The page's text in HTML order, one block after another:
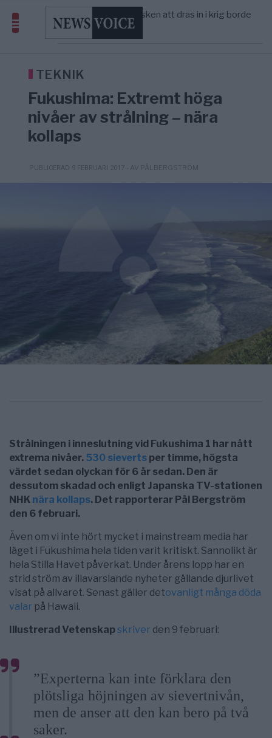
5/8
Elsa Widding: Risken att dras in i krig borde
avgöra all utrikespolitik
KRIG & FRED
Gaza håller en av de största
Europas ledare fram ett krig med Rys ...
TEKNIK
Fukushima: Extremt höga
nivåer av strålning – nära
kollaps
PUBLICERAD 9 FEBRUARI 2017 - AV PÅL BERGSTRÖM
Strålningen i inneslutning vid Fukushima 1 har nått
extrema nivåer. 530 sieverts per timme, högsta
värdet sedan olyckan för 6 år sedan. Den är
dessutom skadad och enligt Japanska TV-stationen
NHK nära kollaps. Det rapporterar Pål Bergström
den 6 februari.
Även om vi inte hört mycket i mainstream media har
läget i Fukushima hela tiden varit kritiskt. Sannolikt är
hela Stilla Havet påverkat. Under årens lopp har en
strid ström av illavarslande nyheter gällande djurlivet
visat på allvaret. Senast gäller detovanligt många döda
valar på Hawaii.
Illustrerad Vetenskapskriver den 9 februari:
”Experterna kan inte förklara den
plötsliga höjningen av sievertnivån,
men de anser att den kan bero på två
saker.